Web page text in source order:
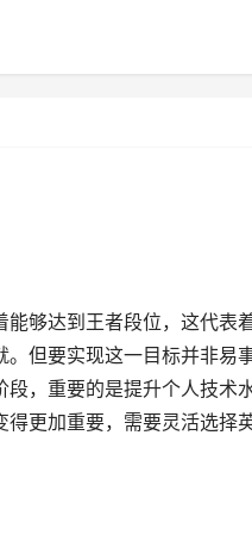
够达到王者段位，这代表
但要实现这一目标并非易
，重要的是提升个人技术
更加重要，需要灵活选择